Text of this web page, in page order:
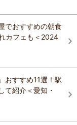
でおすすめの朝食
カフェも＜2024
おすすめ11選！駅
て紹介＜愛知・